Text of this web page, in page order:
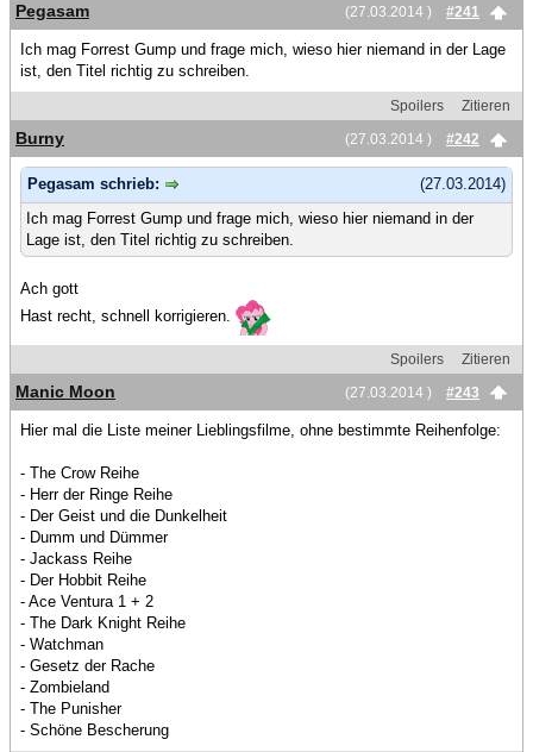
(27.03.2014 ) #241
Pegasam
Ich mag Forrest Gump und frage mich, wieso hier niemand in der Lage
ist, den Titel richtig zu schreiben.
Spoilers
Zitieren
(27.03.2014 )
#242
Burny
(27.03.2014)
Pegasam schrieb:
Ich mag Forrest Gump und frage mich, wieso hier niemand in der
Lage ist, den Titel richtig zu schreiben.
Ach gott
Hast recht, schnell korrigieren.
Spoilers
Zitieren
(27.03.2014 )
#243
Manic Moon
Hier mal die Liste meiner Lieblingsfilme, ohne bestimmte Reihenfolge:
- The Crow Reihe
- Herr der Ringe Reihe
- Der Geist und die Dunkelheit
- Dumm und Dümmer
- Jackass Reihe
- Der Hobbit Reihe
- Ace Ventura 1 + 2
- The Dark Knight Reihe
- Watchman
- Gesetz der Rache
- Zombieland
- The Punisher
- Schöne Bescherung